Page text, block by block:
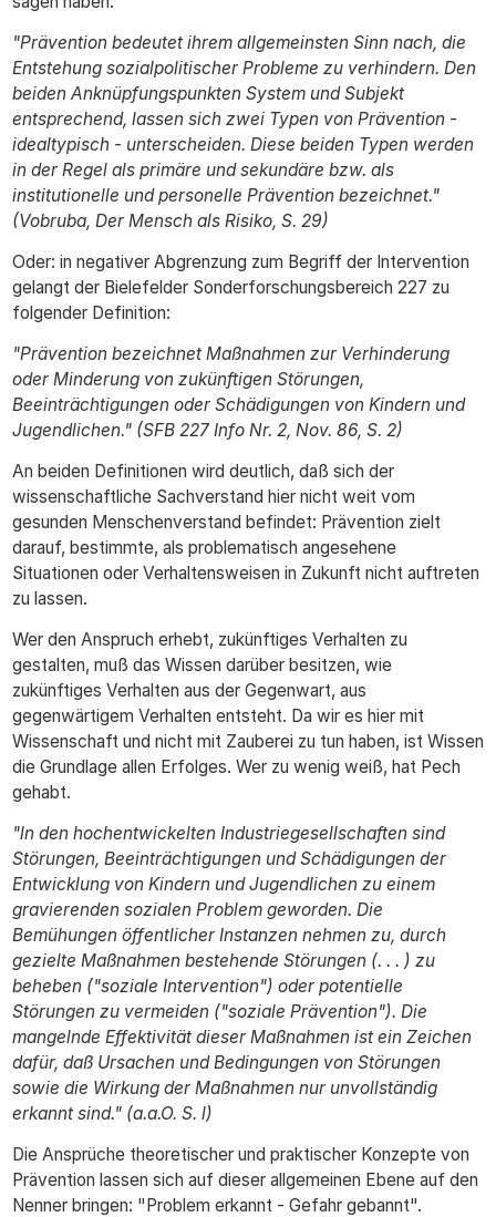
"Prävention bedeutet ihrem allgemeinsten Sinn nach, die
Entstehung sozialpolitischer Probleme zu verhindern. Den
beiden Anknüpfungspunkten System und Subjekt
entsprechend, lassen sich zwei Typen von Prävention -
idealtypisch - unterscheiden. Diese beiden Typen werden
in der Regel als primäre und sekundäre bzw. als
institutionelle und personelle Prävention bezeichnet."
(Vobruba, Der Mensch als Risiko, S. 29)
Oder: in negativer Abgrenzung zum Begriff der Intervention
gelangt der Bielefelder Sonderforschungsbereich 227 zu
folgender Definition:
"Prävention bezeichnet Maßnahmen zur Verhinderung
oder Minderung von zukünftigen Störungen,
Beeinträchtigungen oder Schädigungen von Kindern und
Jugendlichen." (SFB 227 Info Nr. 2, Nov. 86, S. 2)
An beiden Definitionen wird deutlich, daß sich der
wissenschaftliche Sachverstand hier nicht weit vom
gesunden Menschenverstand befindet: Prävention zielt
darauf, bestimmte, als problematisch angesehene
Situationen oder Verhaltensweisen in Zukunft nicht auftreten
zu lassen.
Wer den Anspruch erhebt, zukünftiges Verhalten zu
gestalten, muß das Wissen darüber besitzen, wie
zukünftiges Verhalten aus der Gegenwart, aus
gegenwärtigem Verhalten entsteht. Da wir es hier mit
Wissenschaft und nicht mit Zauberei zu tun haben, ist Wissen
die Grundlage allen Erfolges. Wer zu wenig weiß, hat Pech
gehabt.
"ln den hochentwickelten Industriegesellschaften sind
Störungen, Beeinträchtigungen und Schädigungen der
Entwicklung von Kindern und Jugendlichen zu einem
gravierenden sozialen Problem geworden. Die
Bemühungen öffentlicher Instanzen nehmen zu, durch
gezielte Maßnahmen bestehende Störungen (. . . ) zu
beheben ("soziale Intervention") oder potentielle
Störungen zu vermeiden ("soziale Prävention"). Die
mangelnde Effektivität dieser Maßnahmen ist ein Zeichen
dafür, daß Ursachen und Bedingungen von Störungen
sowie die Wirkung der Maßnahmen nur unvollständig
erkannt sind." (a.a.O. S. l)
Die Ansprüche theoretischer und praktischer Konzepte von
Prävention lassen sich auf dieser allgemeinen Ebene auf den
Nenner bringen: "Problem erkannt - Gefahr gebannt".